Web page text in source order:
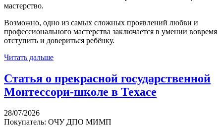
мастерство.
Возможно, одно из самых сложных проявлений любви и
профессионального мастерства заключается в умении вовремя
отступить и довериться ребёнку.
Читать дальше
Статья о прекрасной государственной
Монтессори-школе в Техасе
28/07/2026
Покупатель: ОЧУ ДПО МИМП